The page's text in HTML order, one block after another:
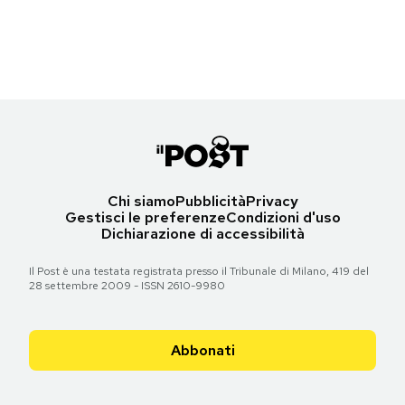
Chi siamoPubblicitàPrivacy
Gestisci le preferenzeCondizioni d'uso
Dichiarazione di accessibilità
Il Post è una testata registrata presso il Tribunale di Milano, 419 del
28 settembre 2009 - ISSN 2610-9980
Abbonati